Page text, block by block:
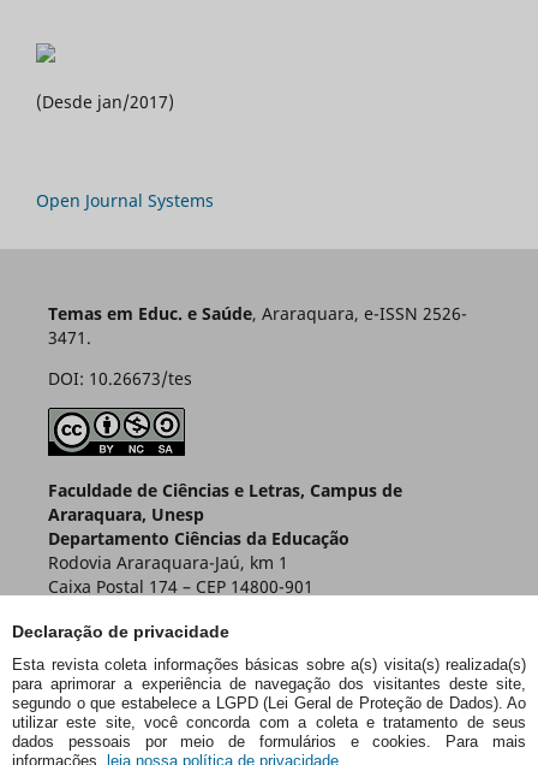
Declaração de privacidade
Esta revista coleta informações básicas sobre a(s) visita(s) realizada(s)
para aprimorar a experiência de navegação dos visitantes deste site,
segundo o que estabelece a LGPD (Lei Geral de Proteção de Dados). Ao
utilizar este site, você concorda com a coleta e tratamento de seus
dados pessoais por meio de formulários e cookies. Para mais
informações,
leia nossa política de privacidade.
(Desde jan/2017)
Open Journal Systems
Temas em Educ. e Saúde, Araraquara, e-ISSN 2526-
3471.
DOI: 10.26673/tes
Faculdade de Ciências e Letras, Campus de
Araraquara, Unesp
Departamento Ciências da Educação
Rodovia Araraquara-Jaú, km 1
Caixa Postal 174 – CEP 14800-901